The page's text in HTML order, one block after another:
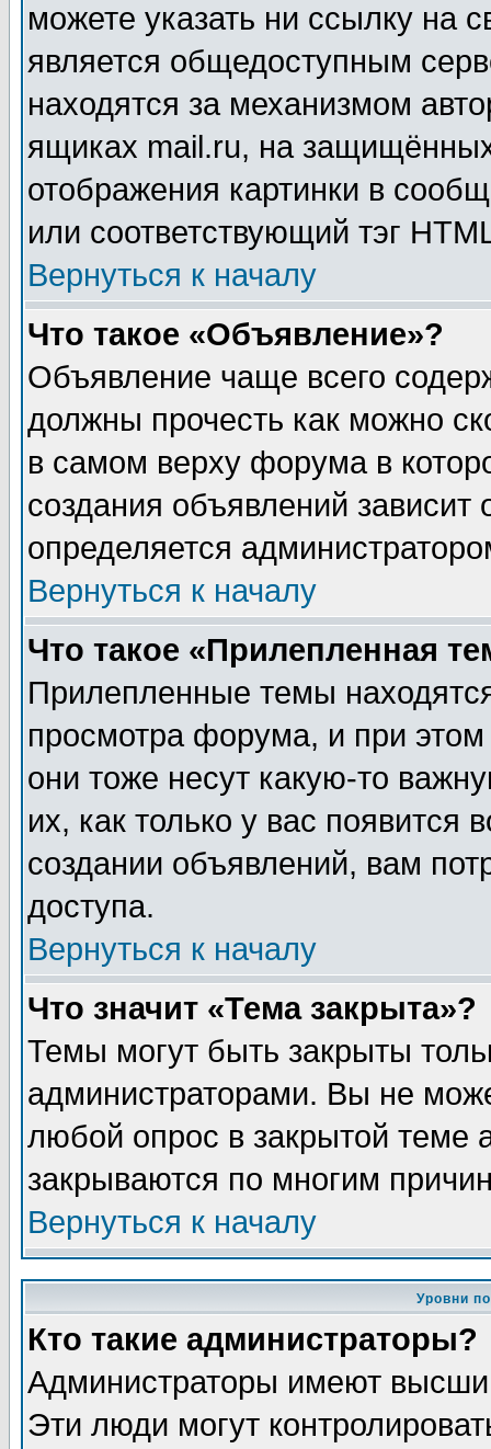
можете указать ни ссылку на
является общедоступным
находятся за механизмом
ящиках mail.ru, на
отображения картинки в
или соответствующий тэг
Вернуться к началу
Что такое «Объявление»?
Объявление чаще всего
должны прочесть как можно
в самом верху форума в
создания объявлений зависит
определяется
Вернуться к началу
Что такое «Прилепленная
Прилепленные темы
просмотра форума, и при
они тоже несут какую-то
их, как только у вас появится
создании объявлений, вам
доступа.
Вернуться к началу
Что значит «Тема закрыта»?
Темы могут быть закрыты
администраторами. Вы не
любой опрос в закрытой теме
закрываются по многим
Вернуться к началу
Уровни
Кто такие администраторы?
Администраторы имеют
Эти люди могут